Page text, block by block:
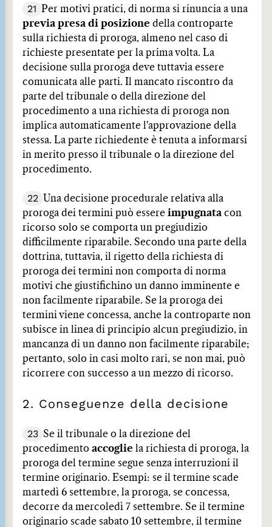
21
Per motivi pratici, di norma si rinuncia a una
previa presa di posizione della controparte
sulla richiesta di proroga, almeno nel caso di
richieste presentate per la prima volta. La
decisione sulla proroga deve tuttavia essere
comunicata alle parti. Il mancato riscontro da
parte del tribunale o della direzione del
procedimento a una richiesta di proroga non
implica automaticamente l'approvazione della
stessa. La parte richiedente è tenuta a informarsi
in merito presso il tribunale o la direzione del
procedimento.
22
Una decisione procedurale relativa alla
proroga dei termini può essere impugnata con
ricorso solo se comporta un pregiudizio
difficilmente riparabile. Secondo una parte della
dottrina, tuttavia, il rigetto della richiesta di
proroga dei termini non comporta di norma
motivi che giustifichino un danno imminente e
non facilmente riparabile. Se la proroga dei
termini viene concessa, anche la controparte non
subisce in linea di principio alcun pregiudizio, in
mancanza di un danno non facilmente riparabile;
pertanto, solo in casi molto rari, se non mai, può
ricorrere con successo a un mezzo di ricorso.
2. Conseguenze della decisione
23 Se il tribunale o la direzione del
procedimento accoglie la richiesta di proroga, la
proroga del termine segue senza interruzioni il
termine originario. Esempi: se il termine scade
martedì 6 settembre, la proroga, se concessa,
decorre da mercoledì 7 settembre. Se il termine
originario scade sabato 10 settembre, il termine